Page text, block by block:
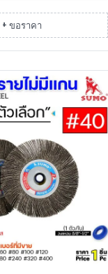
+ ขอราคา